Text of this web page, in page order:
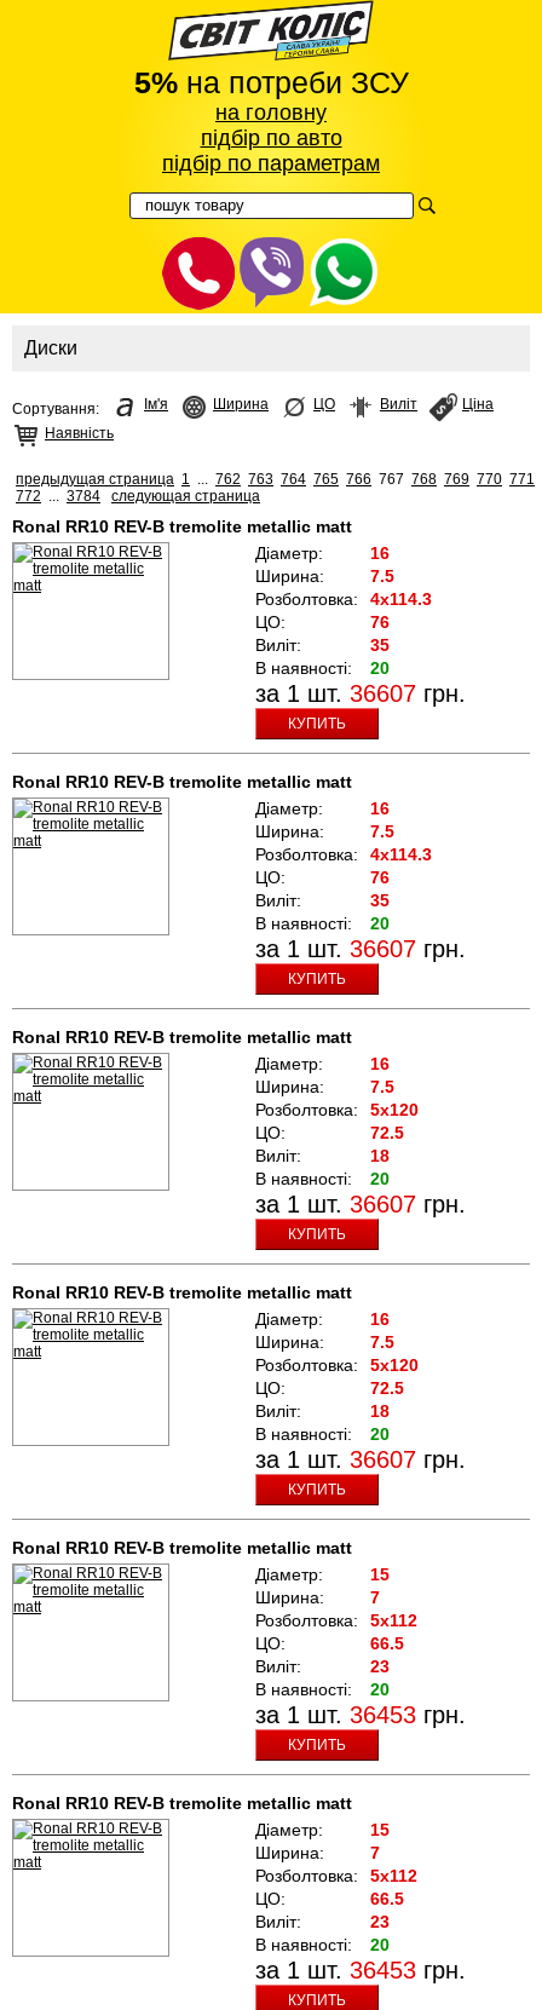
5%на потреби ЗСУ
на головну
підбір по авто
підбір по параметрам
Диски
Сортування: Ім'я Ширина ЦО Виліт
Ціна
Наявність
предыдущая страница 1 762 763 764 765 766 767 768 769 770 771
772
3784 следующая страница
Ronal RR10 REV-B tremolite metallic matt
Діаметр:
16
Ширина:
7.5
Розболтовка:
4x114.3
ЦО:
76
Виліт:
35
В наявності:
20
за 1 шт.36607 грн.
КУПИТЬ
Ronal RR10 REV-B tremolite metallic matt
Діаметр:
16
Ширина:
7.5
Розболтовка:
4x114.3
ЦО:
76
Виліт:
35
В наявності:
20
за 1 шт.36607 грн.
КУПИТЬ
Ronal RR10 REV-B tremolite metallic matt
Діаметр:
16
Ширина:
7.5
Розболтовка:
5x120
ЦО:
72.5
Виліт:
18
В наявності:
20
за 1 шт.36607 грн.
КУПИТЬ
Ronal RR10 REV-B tremolite metallic matt
Діаметр:
16
Ширина:
7.5
Розболтовка:
5x120
ЦО:
72.5
Виліт:
18
В наявності:
20
за 1 шт.36607 грн.
КУПИТЬ
Ronal RR10 REV-B tremolite metallic matt
Діаметр:
15
Ширина:
7
Розболтовка:
5x112
ЦО:
66.5
Виліт:
23
В наявності:
20
за 1 шт.36453 грн.
КУПИТЬ
Ronal RR10 REV-B tremolite metallic matt
Діаметр:
15
Ширина:
7
Розболтовка:
5x112
ЦО:
66.5
Виліт:
23
В наявності:
20
за 1 шт.36453 грн.
КУПИТЬ